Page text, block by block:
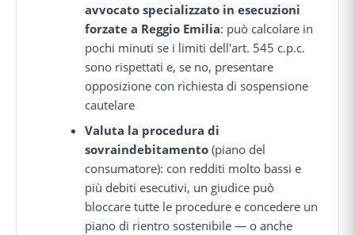
avvocato specializzato in esecuzioni
forzate a Reggio Emilia: può calcolare in
pochi minuti se i limiti dell'art. 545 c.p.c.
sono rispettati e, se no, presentare
opposizione con richiesta di sospensione
cautelare
Valuta la procedura di
sovraindebitamento (piano del
consumatore): con redditi molto bassi e
più debiti esecutivi, un giudice può
bloccare tutte le procedure e concedere un
piano di rientro sostenibile — o anche